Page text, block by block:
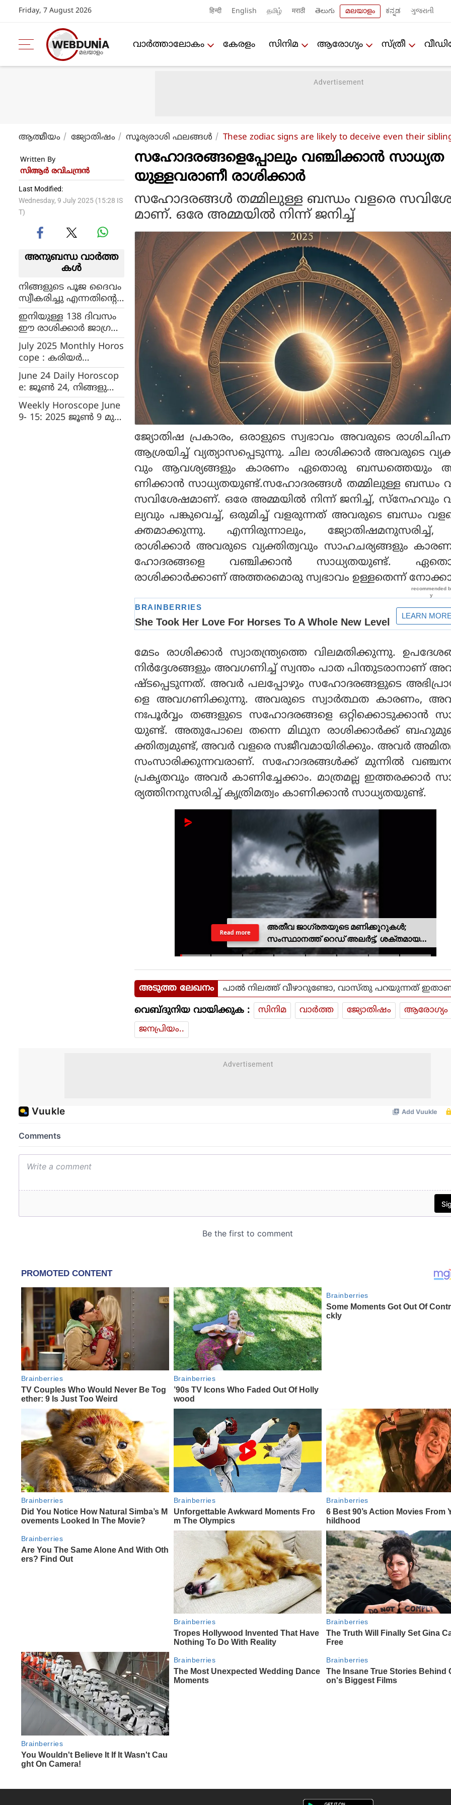
Friday, 7 August 2026 हिन्दी English தமிழ் मराठी తెలుగు മലയാളം ಕನ್ನಡ ગુજરાતી
വാര്‍ത്താലോകം കേരളം സിനിമ ആരോഗ്യം സ്ത്രീ
ആത്മീയം ജ്യോതിഷം സൂര്യരാശി ഫലങ്ങള്‍ These zodiac signs are likely to deceive even their
Written By
സിആര്‍ രവിചന്ദ്രന്‍
Last Modified:
Wednesday, 9 July 2025 (15:28 IS
T)
അനുബന്ധ വാര്‍ത്ത
കള്‍
നിങ്ങളുടെ പൂജ ദൈവം
സ്വീകരിച്ചു എന്നതിന്റെ
അടയാളങ്ങള്‍
ഇനിയുള്ള 138 ദിവസം
ഈ രാശിക്കാര്‍ ജാഗ്രത
പാലിക്കണം
July 2025 Monthly Horos
cope : കരിയർ
മുന്നേറുമോ?, ധനനഷ്ട
മോ?, നിങ്ങളുടെ
ജൂലൈ മാസം എങ്ങ
നെ, മാസഫലം അ
റിയാം
June 24 Daily Horoscop
e: ജൂൺ 24, നിങ്ങളുടെ
ദിവസം എങ്ങനെ?
രാശിഫലം അറിയാം
Weekly Horoscope June
9- 15: 2025 ജൂൺ 9 മുത
സഹോദരങ്ങളെപ്പോലും വഞ്ചിക്കാന്‍ സാധ്യത
യുള്ളവരാണീ രാശിക്കാര്‍
സഹോദരങ്ങള്‍ തമ്മിലുള്ള ബന്ധം വളരെ
മാണ്. ഒരേ അമ്മയില്‍ നിന്ന് ജനിച്ച്
ജ്യോതിഷ പ്രകാരം, ഒരാളുടെ സ്വഭാവം അവരുടെ
ആശ്രയിച്ച് വ്യത്യാസപ്പെടുന്നു. ചില രാശിക്കാര്‍ അവരുടെ
വും ആവശ്യങ്ങളും കാരണം ഏതൊരു ബന്ധത്തെയും
ണിക്കാന്‍ സാധ്യതയുണ്ട്.സഹോദരങ്ങള്‍ തമ്മിലുള്ള ബന്ധം
സവിശേഷമാണ്. ഒരേ അമ്മയില്‍ നിന്ന് ജനിച്ച്, സ്‌നേഹവും
ല്യവും പങ്കുവെച്ച്, ഒരുമിച്ച് വളരുന്നത് അവരുടെ ബന്ധം
ക്തമാക്കുന്നു. എന്നിരുന്നാലും, ജ്യോതിഷമനുസരിച്ച്,
രാശിക്കാര്‍ അവരുടെ വ്യക്തിത്വവും സാഹചര്യങ്ങളും
ഹോദരങ്ങളെ വഞ്ചിക്കാന്‍ സാധ്യതയുണ്ട്.
രാശിക്കാര്‍ക്കാണ് അത്തരമൊരു സ്വഭാവം ഉള്ളതെന്ന്
മേടം രാശിക്കാര്‍ സ്വാതന്ത്ര്യത്തെ വിലമതിക്കുന്നു.
നിര്‍ദ്ദേശങ്ങളും അവഗണിച്ച് സ്വന്തം പാത പിന്തുടരാനാണ്
ഷ്ടപ്പെടുന്നത്. അവര്‍ പലപ്പോഴും സഹോദരങ്ങളുടെ
ളെ അവഗണിക്കുന്നു. അവരുടെ സ്വാര്‍ത്ഥത കാരണം,
നഃപൂര്‍വ്വം തങ്ങളുടെ സഹോദരങ്ങളെ ഒറ്റിക്കൊടുക്കാന്‍
യുണ്ട്. അതുപോലെ തന്നെ മിഥുന രാശിക്കാര്‍ക്ക്
ക്തിത്വമുണ്ട്, അവര്‍ വളരെ സജീവമായിരിക്കും. അവര്‍
സംസാരിക്കുന്നവരാണ്. സഹോദരങ്ങള്‍ക്ക് മുന്നില്‍
പ്രകൃതവും അവര്‍ കാണിച്ചേക്കാം. മാത്രമല്ല ഇത്തരക്കാര്‍
ര്യത്തിനനുസരിച്ച് കൃത്രിമത്വം കാണിക്കാന്‍ സാധ്യതയുണ്ട്.
അതീവ ജാഗ്രതയുടെ മണിക്കൂറുകൾ;
സംസ്ഥാനത്ത് റെഡ് അലർട്ട്, ശക്തമായ
കാറ്റിനും സാധ്യത
Read more
അടുത്ത ലേഖനം പാല്‍ നിലത്ത് വീഴാറുണ്ടോ, വാസ്തു പറയുന്നത്
വെബ്ദുനിയ വായിക്കുക : സിനിമ വാര്‍ത്ത ജ്യോതിഷം
ആരോഗ്യം
ജനപ്രിയം..